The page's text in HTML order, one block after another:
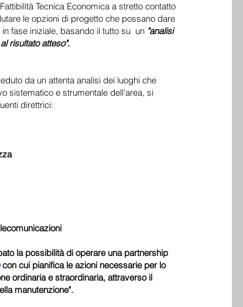
Tecnica Economica a stretto contatto
le opzioni di progetto che possano dare
fase iniziale, basando il tutto su un "analisi
risultato atteso".
da un attenta analisi dei luoghi che
sistematico e strumentale dell'area, si
direttrici:
la possibilità di operare una partnership
con cui pianifica le azioni necessarie per lo
ordinaria e straordinaria, attraverso il
manutenzione".